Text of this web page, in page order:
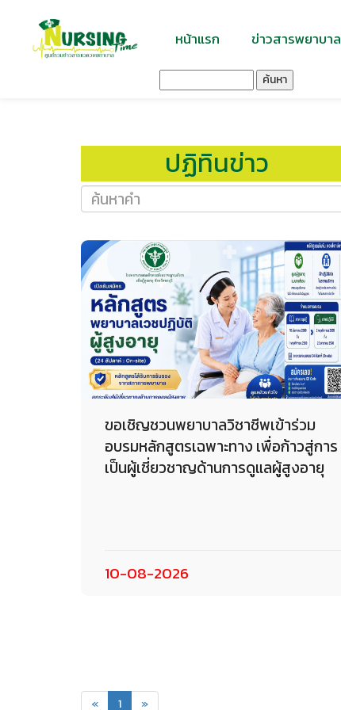
หน้าแรก ข่าวสารพยาบาล
ค้นหา
ปฏิทินข่าว
ขอเชิญชวนพยาบาลวิชาชีพเข้าร่วม
อบรมหลักสูตรเฉพาะทาง เพื่อก้าวสู่การ
เป็นผู้เชี่ยวชาญด้านการดูแลผู้สูงอายุ
10-08-2026
« 1(current)
»